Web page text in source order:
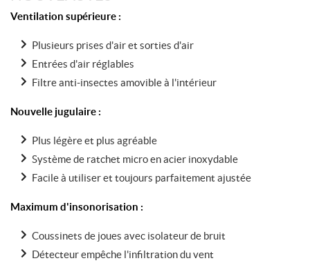
Ventilation supérieure :
Plusieurs prises d'air et sorties d'air
Entrées d'air réglables
Filtre anti-insectes amovible à l'intérieur
Nouvelle jugulaire :
Plus légère et plus agréable
Système de ratchet micro en acier inoxydable
Facile à utiliser et toujours parfaitement ajustée
Maximum d'insonorisation :
Coussinets de joues avec isolateur de bruit
Détecteur empêche l'infiltration du vent